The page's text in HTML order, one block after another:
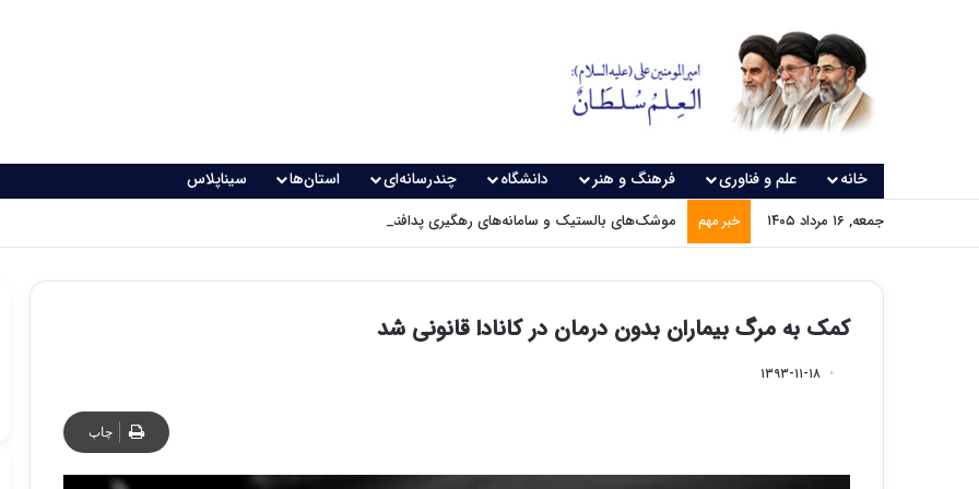
خانه علم و فناوری فرهنگ و هنر دانشگاه چندرسانه‌ای استان‌ها سیناپلاس
جمعه, ۱۶ مرداد ۱۴۰۵ خبر مهم موشک‌های بالستیک و سامانه‌های رهگیری پدافندی چگونه کار می کنند؟
کمک به مرگ بیماران بدون درمان در کانادا قانونی شد
۱۳۹۳-۱۱-۱۸
چاپ